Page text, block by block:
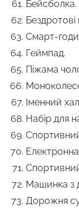
Бейсболка.
Смарт-
Геймпад.
Піжама
Іменний
Набір для
Машинка з
Дорожня